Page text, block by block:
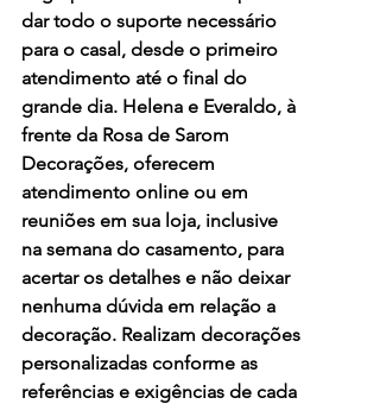
dar todo o suporte necessário
para o casal, desde o primeiro
atendimento até o final do
grande dia. Helena e Everaldo, à
frente da Rosa de Sarom
Decorações, oferecem
atendimento online ou em
reuniões em sua loja, inclusive
na semana do casamento, para
acertar os detalhes e não deixar
nenhuma dúvida em relação a
decoração. Realizam decorações
personalizadas conforme as
referências e exigências de cada